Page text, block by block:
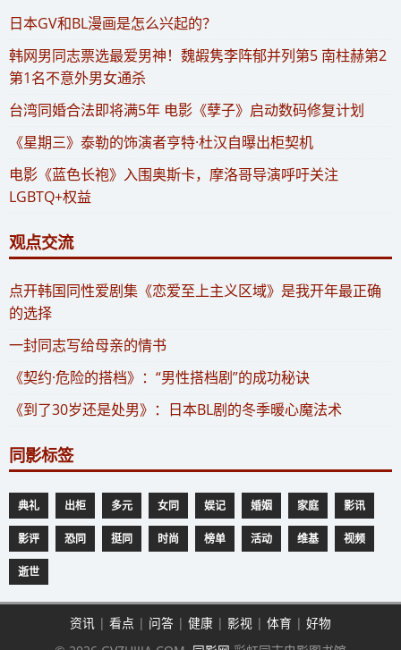
​日本GV和BL漫画是怎么兴起的？
​韩网男同志票选最爱男神！魏嘏隽李阵郁并列第5 南柱赫第2
第1名不意外男女通杀
​台湾同婚合法即将满5年 电影《孽子》启动数码修复计划
《星期三》泰勒的饰演者亨特·杜汉自曝出柜契机
电影《蓝色长袍》入围奥斯卡，摩洛哥导演呼吁关注
LGBTQ+权益
观点交流
​点开韩国同性爱剧集《恋爱至上主义区域》是我开年最正确
的选择
一封同志写给母亲的情书
《契约·危险的搭档》：“男性搭档剧”的成功秘诀
《到了30岁还是处男》：日本BL剧的冬季暖心魔法术
同影标签
典礼 出柜 多元 女同 娱记 婚姻 家庭 影讯
影评 恐同 挺同 时尚 榜单 活动 维基 视频
逝世
资讯 | 看点 | 问答 | 健康 | 影视 | 体育 | 好物